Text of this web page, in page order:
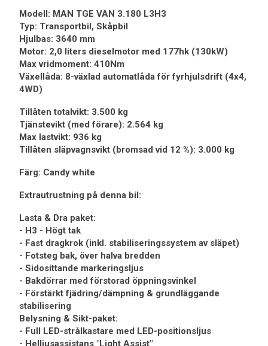
Modell: MAN TGE VAN 3.180 L3H3
Typ: Transportbil, Skåpbil
Hjulbas: 3640 mm
Motor: 2,0 liters dieselmotor med 177hk (130kW)
Max vridmoment: 410Nm
Växellåda: 8-växlad automatlåda för fyrhjulsdrift (4x4,
4WD)
Tillåten totalvikt: 3.500 kg
Tjänstevikt (med förare): 2.564 kg
Max lastvikt: 936 kg
Tillåten släpvagnsvikt (bromsad vid 12 %): 3.000 kg
Färg: Candy white
Extrautrustning på denna bil:
Lasta & Dra paket:
- H3 - Högt tak
- Fast dragkrok (inkl. stabiliseringssystem av släpet)
- Fotsteg bak, över halva bredden
- Sidosittande markeringsljus
- Bakdörrar med förstorad öppningsvinkel
- Förstärkt fjädring/dämpning & grundläggande
stabilisering
Belysning & Sikt-paket:
- Full LED-strålkastare med LED-positionsljus
- Helljusassistans "Light Assist"